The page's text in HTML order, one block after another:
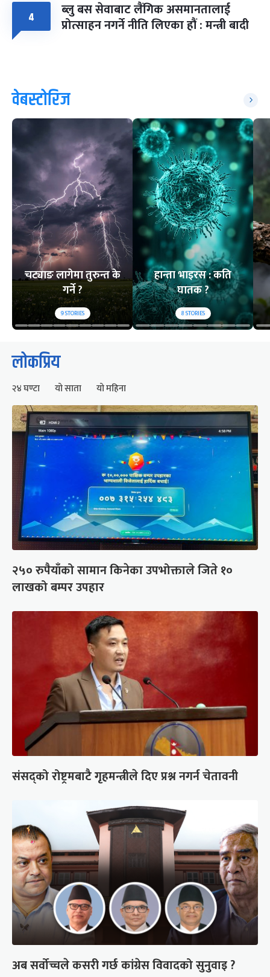
४ ब्लु बस सेवाबाट लैंगिक असमानतालाई
प्रोत्साहन नगर्ने नीति लिएका हौं : मन्त्री बादी
वेबस्टोरिज
चट्याङ लागेमा तुरुन्त के
गर्ने ?
9STORIES
हान्ता भाइरस : कति
घातक ?
8STORIES
लोकप्रिय
२४ घण्टा यो साता यो महिना
२५० रुपैयाँको सामान किनेका उपभोक्ताले जिते १०
लाखको बम्पर उपहार
संसद्को रोष्ट्रमबाटै गृहमन्त्रीले दिए प्रश्न नगर्न चेतावनी
अब सर्वोच्चले कसरी गर्छ कांग्रेस विवादको सुनुवाइ ?